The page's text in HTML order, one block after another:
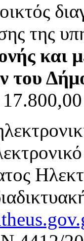
της
και
του